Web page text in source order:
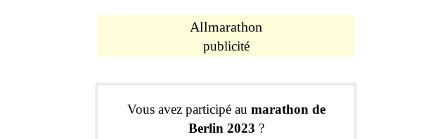
Allmarathon
publicité
Vous avez participé au marathon de
Berlin 2023 ?